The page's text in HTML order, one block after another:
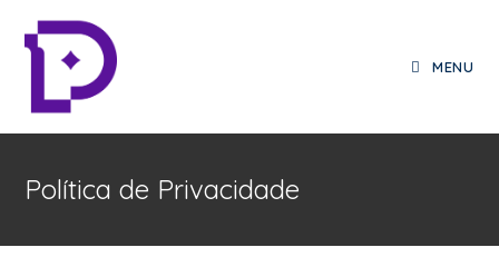
MENU
Política de Privacidade